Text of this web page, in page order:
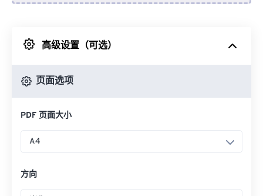
来自 Google Drive
高级设置（可选）
页面选项
PDF 页面大小
A4
方向